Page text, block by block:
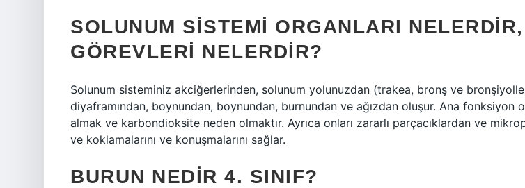
SOLUNUM SISTEMI ORGANLARI NELERDIR,
GÖREVLERI NELERDIR?
Solunum sisteminiz akciğerlerinden, solunum yolunuzdan (trakea, bronş ve
diyaframından, boynundan, boynundan, burnundan ve ağızdan oluşur. Ana fonksiyon
almak ve karbondioksite neden olmaktır. Ayrıca onları zararlı parçacıklardan ve
ve koklamalarını ve konuşmalarını sağlar.
BURUN NEDIR 4. SINIF?